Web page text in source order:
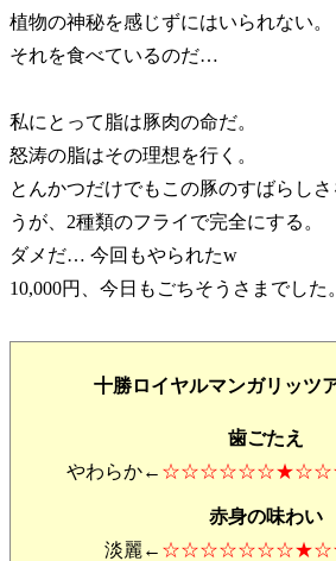
植物の神秘を感じずにはいられない。
それを食べているのだ…
私にとって脂は豚肉の命だ。
怒涛の脂はその理想を行く。
とんかつだけでもこの豚のすばらし
うが、2種類のフライで完全にする。
ダメだ… 今回もやられたw
10,000円、今日もごちそうさまでした。
十勝ロイヤルマンガリッツ
歯ごたえ
やわらか←
赤身の味わい
淡麗←